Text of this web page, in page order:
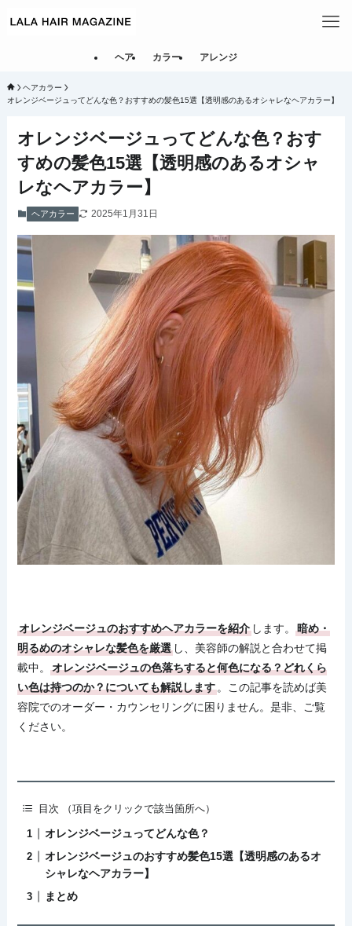
ヘア カラー アレンジ
ヘアカラー
オレンジベージュってどんな色？おすすめの髪色15選【透明感のあるオシャレなヘアカラー】
オレンジベージュってどんな色？おす
すめの髪色15選【透明感のあるオシャ
レなヘアカラー】
ヘアカラー 2025年1月31日
オレンジベージュのおすすめヘアカラーを紹介 します。暗め・
明るめのオシャレな髪色を厳選 し、美容師の解説と合わせて掲
載中。オレンジベージュの色落ちすると何色になる？どれくら
い色は持つのか？についても解説します。この記事を読めば美
容院でのオーダー・カウンセリングに困りません。是非、ご覧
ください。
目次 （項目をクリックで該当箇所へ）
オレンジベージュってどんな色？
オレンジベージュのおすすめ髪色15選【透明感のあるオ
シャレなヘアカラー】
まとめ